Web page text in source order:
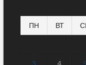
ПН ВТ
3 4 5